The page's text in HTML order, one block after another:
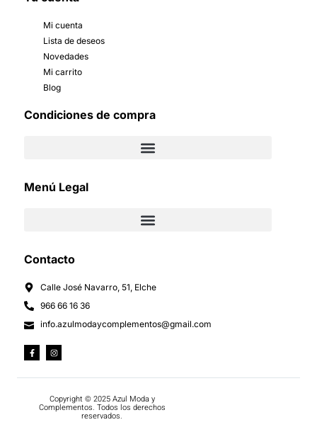
Mi cuenta
Lista de deseos
Novedades
Mi carrito
Blog
Condiciones de compra
Menú Legal
Contacto
Calle José Navarro, 51, Elche
966 66 16 36
info.azulmodaycomplementos@gmail.com
Copyright © 2025 Azul Moda y
Complementos. Todos los derechos
reservados.